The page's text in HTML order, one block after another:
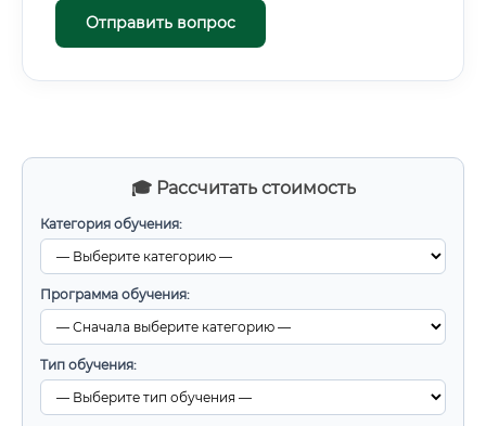
🎓 Рассчитать стоимость
Категория обучения:
Программа обучения:
Тип обучения:
Отправить вопрос